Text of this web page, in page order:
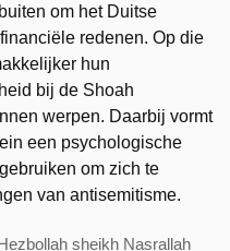
om het Duitse
redenen. Op die
hun
bij de Shoah
werpen. Daarbij vormt
een psychologische
om zich te
van antisemitisme.
sheikh Nasrallah